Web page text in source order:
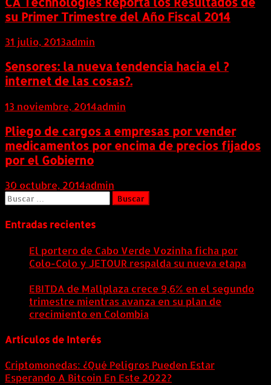
su Primer Trimestre del Año Fiscal 2014
31 julio, 2013admin
Sensores: la nueva tendencia hacia el ?
internet de las cosas?.
13 noviembre, 2014admin
Pliego de cargos a empresas por vender
medicamentos por encima de precios fijados
por el Gobierno
30 octubre, 2014admin
Buscar:
Entradas recientes
El portero de Cabo Verde Vozinha ficha por
Colo-Colo y JETOUR respalda su nueva etapa
EBITDA de Mallplaza crece 9,6% en el segundo
trimestre mientras avanza en su plan de
crecimiento en Colombia
Artículos de Interés
Criptomonedas: ¿Qué Peligros Pueden Estar
Esperando A Bitcoin En Este 2022?